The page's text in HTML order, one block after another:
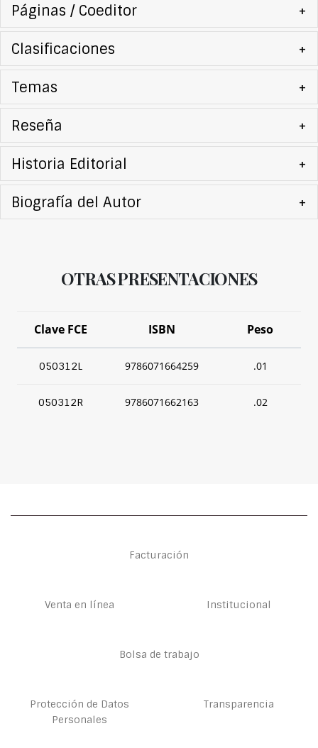
Páginas / Coeditor +
Clasificaciones +
Temas +
Reseña +
Historia Editorial +
Biografía del Autor +
OTRAS PRESENTACIONES
Clave FCE ISBN Peso
050312L 9786071664259 .01
050312R 9786071662163 .02
Facturación
Venta en línea Institucional
Bolsa de trabajo
Protección de Datos
Personales
Transparencia